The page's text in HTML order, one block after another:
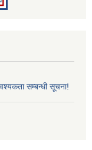
सम्बन्धी सूचना!